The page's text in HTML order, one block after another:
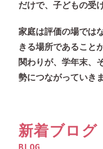
だけで、子どもの受
家庭は評価の場では
きる場所であること
関わりが、学年末、
勢につながっていきま
新着ブログ
BLOG